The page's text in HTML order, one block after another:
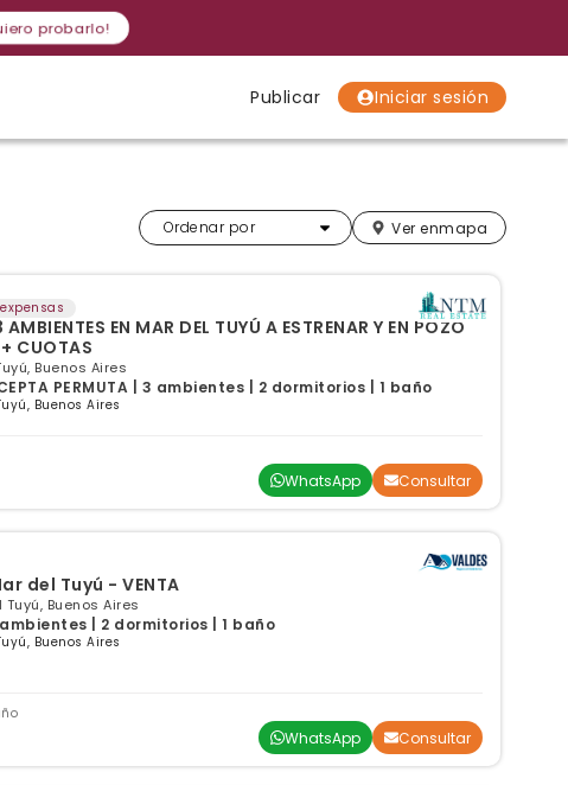
probarlo!
Publicar Iniciar sesión
Ordenar por
Más relevantes Ver enmapa
EN MAR DEL TUYÚ A ESTRENAR Y EN POZO
CUOTAS
Buenos Aires
PERMUTA | 3 ambientes | 2 dormitorios | 1 baño
Buenos Aires
WhatsApp Consultar
del Tuyú - VENTA
Buenos Aires
ambientes | 2 dormitorios | 1 baño
Buenos Aires
WhatsApp Consultar